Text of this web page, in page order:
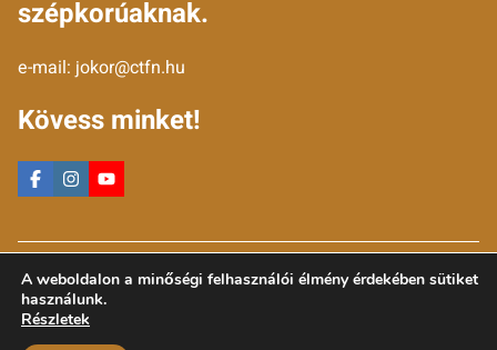
szépkorúaknak.
e-mail: jokor@ctfn.hu
Kövess minket!
Copyright © 2024 jokor.hu. Minden jog fenntartva.
A weboldalon a minőségi felhasználói élmény érdekében sütiket
használunk.
Részletek